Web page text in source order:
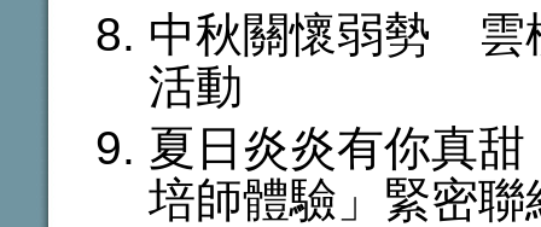
中秋關懷弱勢 雲
活動
夏日炎炎有你真
培師體驗」緊密聯